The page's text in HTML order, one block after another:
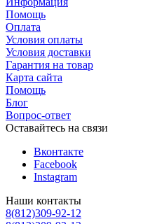
Помощь
Оплата
Условия оплаты
Условия доставки
Гарантия на товар
Карта сайта
Помощь
Блог
Вопрос-ответ
Оставайтесь на связи
Вконтакте
Facebook
Instagram
Наши контакты
8(812)309-92-12